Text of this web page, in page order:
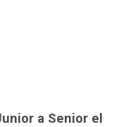
a Senior el